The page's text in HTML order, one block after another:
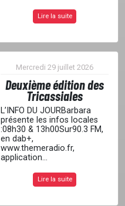
Lire la suite
Mercredi 29 juillet 2026
Deuxième édition des
Tricassiales
L’INFO DU JOURBarbara
présente les infos locales
:08h30 & 13h00Sur90.3 FM,
en dab+,
www.themeradio.fr,
application...
Lire la suite